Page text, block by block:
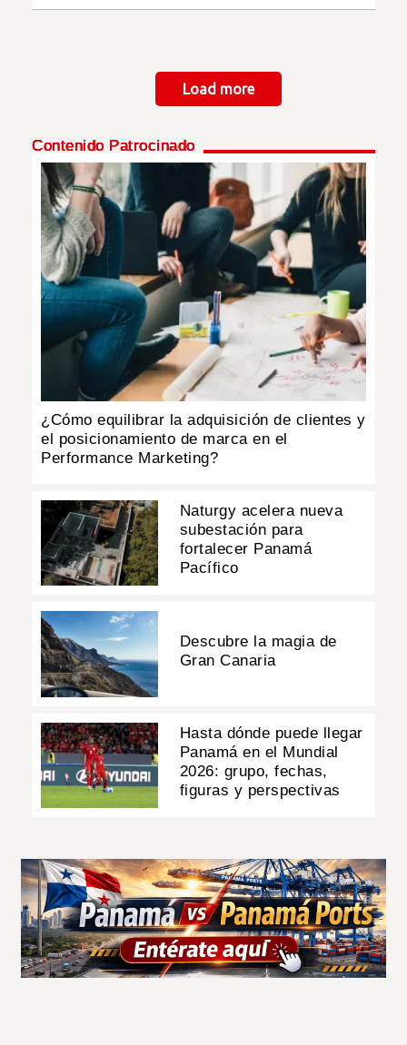
Load more
Contenido Patrocinado
¿Cómo equilibrar la adquisición de clientes y
el posicionamiento de marca en el
Performance Marketing?
Naturgy acelera nueva
subestación para
fortalecer Panamá
Pacífico
Descubre la magia de
Gran Canaria
Hasta dónde puede llegar
Panamá en el Mundial
2026: grupo, fechas,
figuras y perspectivas